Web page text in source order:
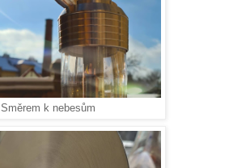
Směrem k nebesům